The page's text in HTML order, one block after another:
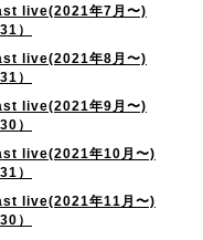
live(2021年7月〜)
31）
live(2021年8月〜)
31）
live(2021年9月〜)
30）
live(2021年10月〜)
31）
live(2021年11月〜)
30）